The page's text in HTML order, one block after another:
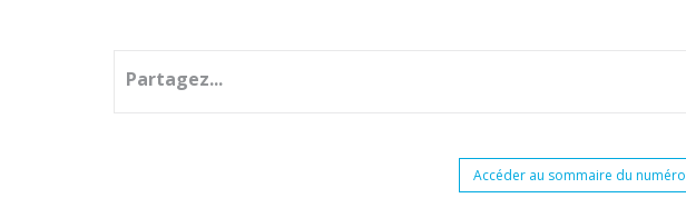
Partagez...
Accéder au sommaire du numéro